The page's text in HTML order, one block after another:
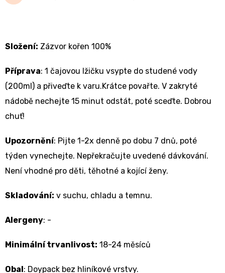
Složení: Zázvor kořen 100%
Příprava: 1 čajovou lžičku vsypte do studené vody
(200ml) a přiveďte k varu.Krátce povařte. V zakryté
nádobě nechejte 15 minut odstát, poté sceďte. Dobrou
chuť!
Upozornění: Pijte 1-2x denně po dobu 7 dnů, poté
týden vynechejte. Nepřekračujte uvedené dávkování.
Není vhodné pro děti, těhotné a kojící ženy.
Skladování: v suchu, chladu a temnu.
Alergeny: -
Minimální trvanlivost: 18-24 měsíců
Obal: Doypack bez hliníkové vrstvy.